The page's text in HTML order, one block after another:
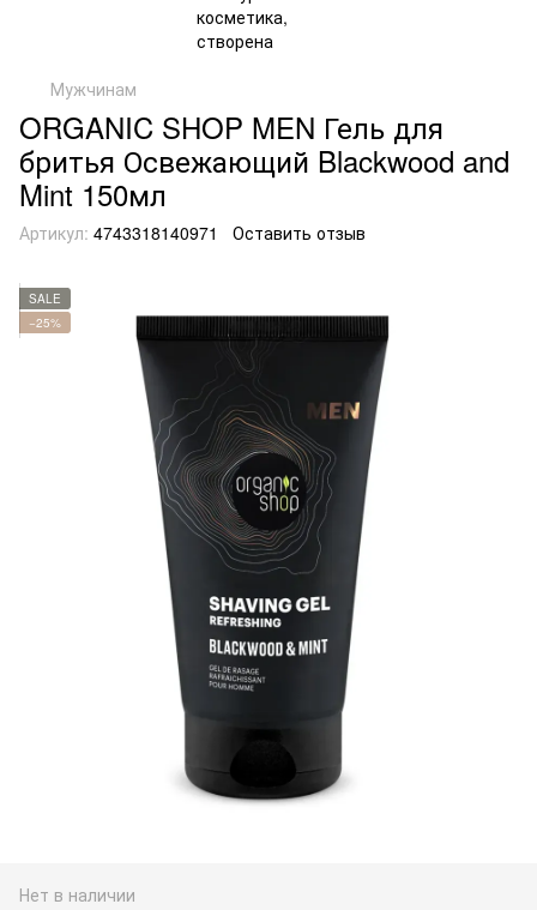
Мужчинам
ORGANIC SHOP MEN Гель для
бритья Освежающий Blackwood and
Mint 150мл
Артикул: 4743318140971 Оставить отзыв
SALE
−25%
Нет в наличии